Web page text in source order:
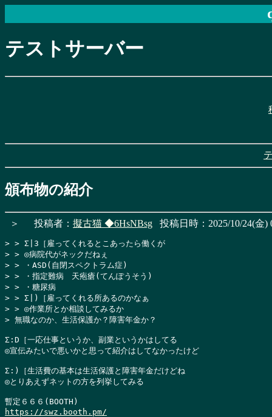
テストサーバー
頒布物の紹介
＞ 投稿者： 擬古猫 ◆6HsNBsg 投稿日時：2025/10/24(金)
> > Σ|3［雇ってくれるとこあったら働くが
> > ◎病院代がネックだねぇ
> > ・ASD(自閉スペクトラム症)
> > ・指定難病　天疱瘡(てんぽうそう)
> > ・糖尿病
> > Σ|)［雇ってくれる所あるのかなぁ
> > ◎作業所とか相談してみるか
> 無職なのか、生活保護か？障害年金か？
Σ:D［一応仕事というか、副業というかはしてる
◎宣伝みたいで悪いかと思って紹介はしてなかったけど
Σ:)［生活費の基本は生活保護と障害年金だけどね
◎とりあえずネットの方を列挙してみる
https://swz.booth.pm/